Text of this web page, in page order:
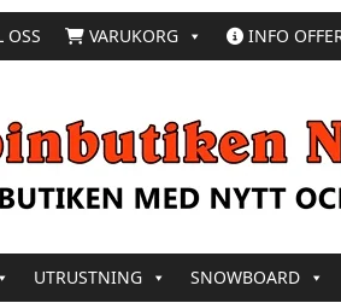
OSS VARUKORG INFO
UTRUSTNING SNOWBOARD